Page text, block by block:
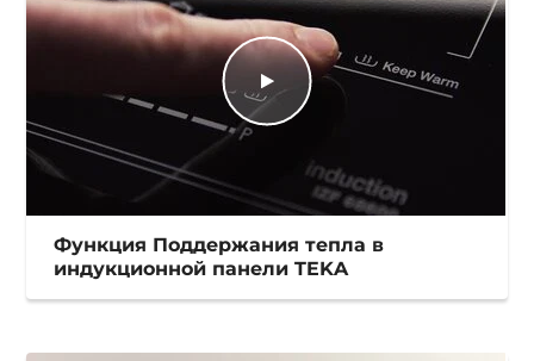
Функция Поддержания тепла в
индукционной панели TEKA